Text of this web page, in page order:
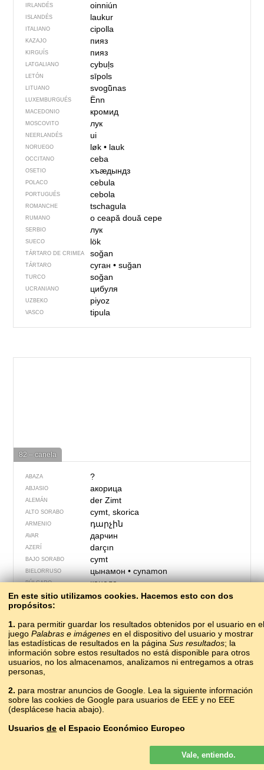
IRLANDÉS oinniún
ISLANDÉS laukur
ITALIANO cipolla
KAZAJO пияз
KIRGUÍS пияз
LATGALIANO cybuļs
LETÓN sīpols
LITUANO svogū̃nas
LUXEMBURGUÉS Ënn
MACEDONIO кромид
MOSCOVITO лук
NEERLANDÉS ui
NORUEGO løk• lauk
OCCITANO ceba
OSETIO хъӕдындз
POLACO cebula
PORTUGUÉS cebola
ROMANCHE tschagula
RUMANO o ceapădouă cepe
SERBIO лук
SUECO lök
TÁRTARO DE CRIMEA soğan
TÁRTARO суган• suğan
TURCO soğan
UCRANIANO цибуля
UZBEKO piyoz
VASCO tipula
82 – canela
ABAZA ?
ABJASIO акорица
ALEMÁN der Zimt
ALTO SORABO cymt, skorica
ARMENIO դարչին
AVAR дарчин
AZERÍ darçın
BAJO SORABO cymt
BIELORRUSO цынамон• cynamon
BÚLGARO канела
CASUBIO cymt
CATALÁN
CHINO 肉桂ròuguì
CÓRNICO kanel
CROATA cimet
CUMUCO дарчын
DANÉS
ERZYA корица
ESLOVACO škorica
ESLOVENO cimet
ESPAÑOL canela
En este sitio utilizamos cookies. Hacemos esto con dos
propósitos:
1. para permitir guardar los resultados obtenidos por el usuario en el
juego Palabras e imágenes en el dispositivo del usuario y mostrar
las estadísticas de resultados en la página Sus resultados; la
información sobre estos resultados no está disponible para otros
usuarios, no los almacenamos, analizamos ni entregamos a otras
personas,
2. para mostrar anuncios de Google. Lea la siguiente información
sobre las cookies de Google para usuarios de EEE y no EEE
(desplácese hacia abajo).
Usuarios de el Espacio Económico Europeo
Los anuncios de Google que se muestran en nuestro sitio para los
son personalizados. Si bien estos anuncios no
usan cookies para la personalización de los anuncios, sí lo hacen
Vale, entiendo.